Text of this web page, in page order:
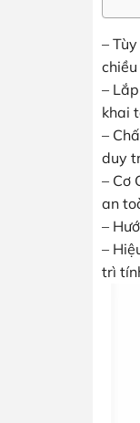
–
–
khai
–
duy
– Cơ
an
–
–
trì